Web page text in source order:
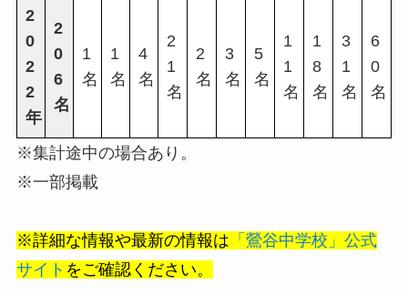
2
0
2
2
年
2
0
6
名
1
名
1
名
4
名
2
1
名
2
名
3
名
5
名
1
1
名
1
8
名
3
1
名
6
0
名
※集計途中の場合あり。
※一部掲載
※詳細な情報や最新の情報は 「鶯谷中学校」公式
サイト をご確認ください。